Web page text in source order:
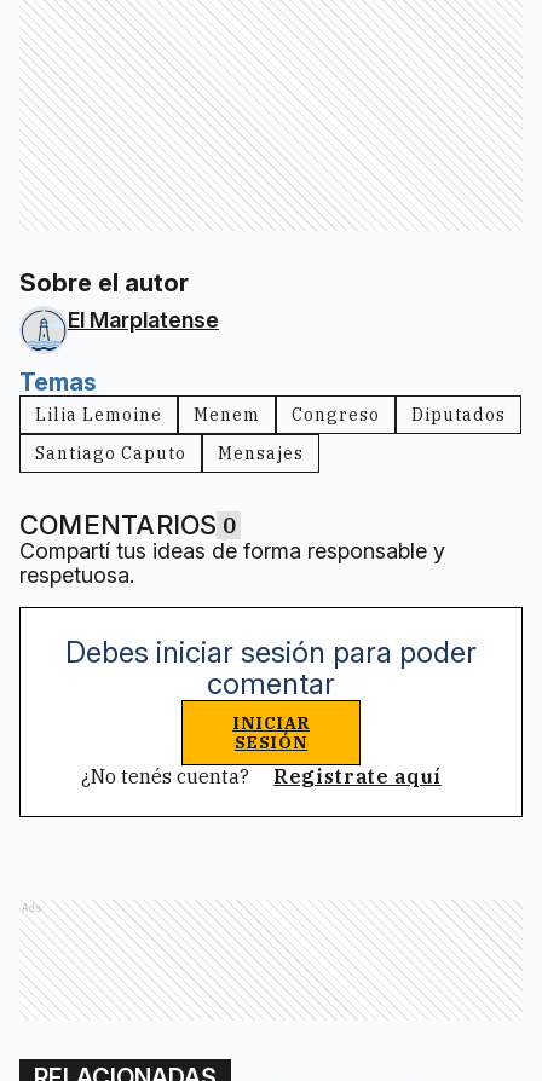
Sobre el autor
El Marplatense
Temas
Lilia Lemoine Menem Congreso
Diputados
Santiago Caputo
Mensajes
COMENTARIOS 0
Compartí tus ideas de forma responsable y
respetuosa.
Debes iniciar sesión para poder
comentar
INICIAR
SESIÓN
¿No tenés cuenta? Registrate aquí
Ads